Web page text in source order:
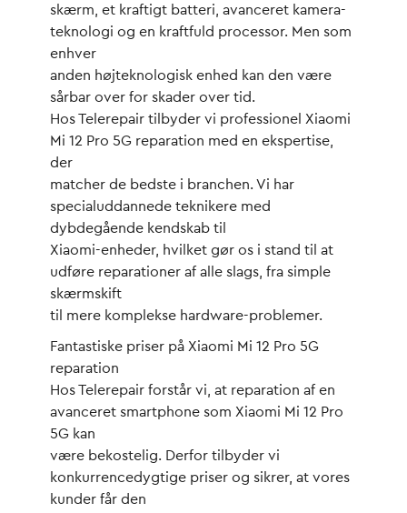
skærm, et kraftigt batteri, avanceret kamera-
teknologi og en kraftfuld processor. Men som
enhver
anden højteknologisk enhed kan den være
sårbar over for skader over tid.
Hos Telerepair tilbyder vi professionel Xiaomi
Mi 12 Pro 5G reparation med en ekspertise,
der
matcher de bedste i branchen. Vi har
specialuddannede teknikere med
dybdegående kendskab til
Xiaomi-enheder, hvilket gør os i stand til at
udføre reparationer af alle slags, fra simple
skærmskift
til mere komplekse hardware-problemer.
Fantastiske priser på Xiaomi Mi 12 Pro 5G
reparation
Hos Telerepair forstår vi, at reparation af en
avanceret smartphone som Xiaomi Mi 12 Pro
5G kan
være bekostelig. Derfor tilbyder vi
konkurrencedygtige priser og sikrer, at vores
kunder får den